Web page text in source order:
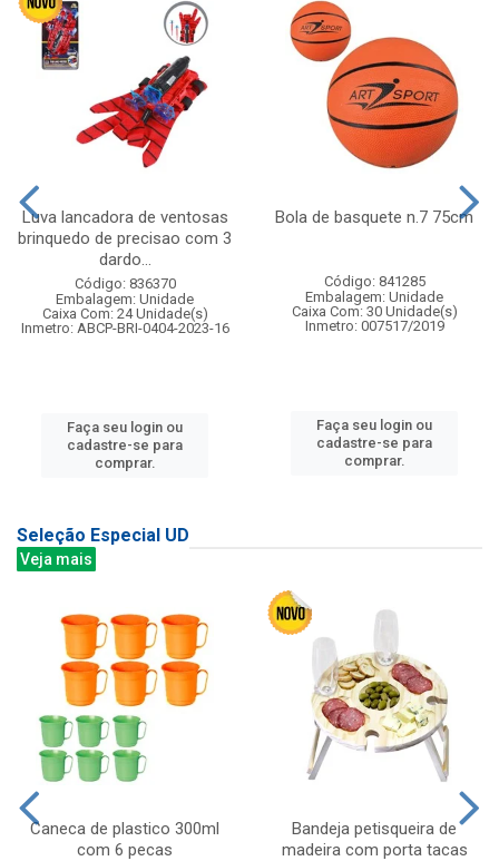
Luva lancadora de ventosas
brinquedo de precisao com 3
dardo...
Código: 836370
Embalagem: Unidade
Caixa Com: 24 Unidade(s)
Inmetro: ABCP-BRI-0404-2023-16
Faça seu login ou
cadastre-se para
comprar.
Bola de basquete n.7 75cm
Código: 841285
Embalagem: Unidade
Caixa Com: 30 Unidade(s)
Inmetro: 007517/2019
Faça seu login ou
cadastre-se para
comprar.
Seleção Especial UD
Veja mais
Caneca de plastico 300ml
com 6 pecas
Bandeja petisqueira de
madeira com porta tacas